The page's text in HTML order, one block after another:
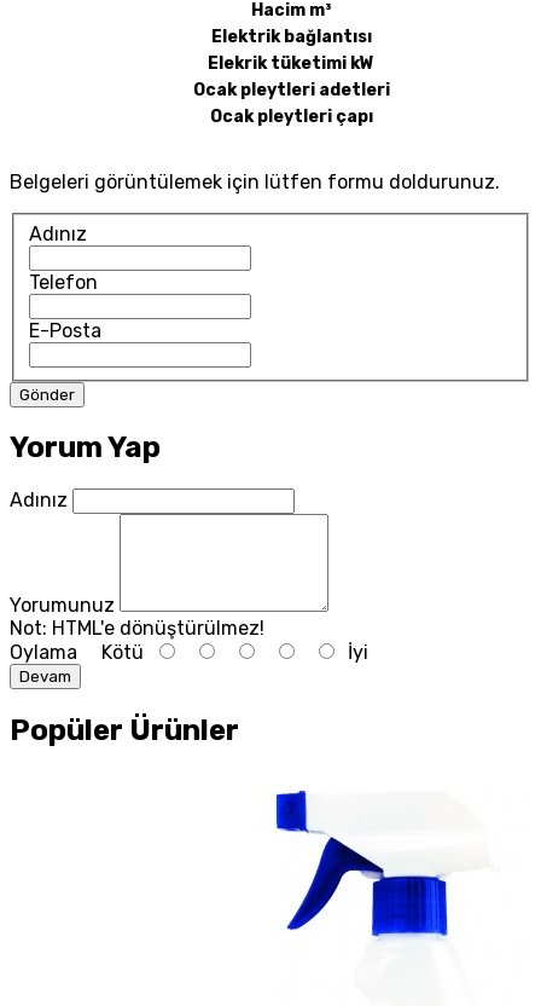
Hacim m³
Elektrik bağlantısı
Elekrik tüketimi kW
Ocak pleytleri adetleri
Ocak pleytleri çapı
Belgeleri görüntülemek için lütfen formu doldurunuz.
Adınız
Telefon
E-Posta
Yorum Yap
Adınız
Yorumunuz
Not: HTML'e dönüştürülmez!
Oylama Kötü İyi
Devam
Popüler Ürünler